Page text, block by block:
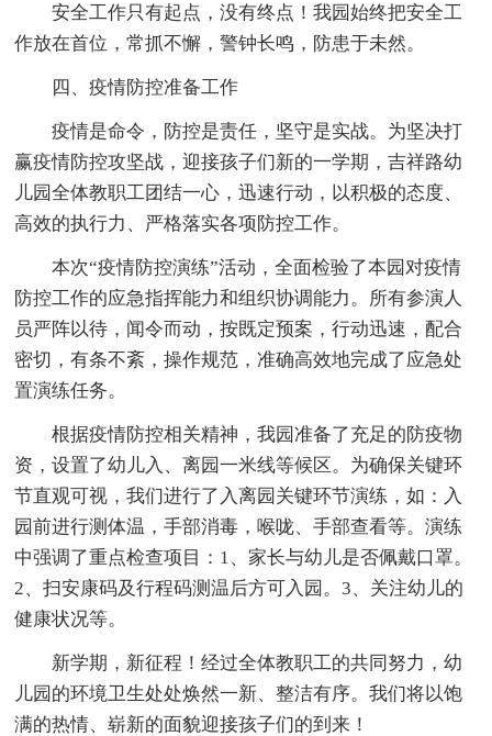
安全工作只有起点，没有终点！我园始终把安全工
作放在首位，常抓不懈，警钟长鸣，防患于未然。
四、疫情防控准备工作
疫情是命令，防控是责任，坚守是实战。为坚决打
赢疫情防控攻坚战，迎接孩子们新的一学期，吉祥路幼
儿园全体教职工团结一心，迅速行动，以积极的态度、
高效的执行力、严格落实各项防控工作。
本次“疫情防控演练”活动，全面检验了本园对疫情
防控工作的应急指挥能力和组织协调能力。所有参演人
员严阵以待，闻令而动，按既定预案，行动迅速，配合
密切，有条不紊，操作规范，准确高效地完成了应急处
置演练任务。
根据疫情防控相关精神，我园准备了充足的防疫物
资，设置了幼儿入、离园一米线等候区。为确保关键环
节直观可视，我们进行了入离园关键环节演练，如：入
园前进行测体温，手部消毒，喉咙、手部查看等。演练
中强调了重点检查项目：1、家长与幼儿是否佩戴口罩。
2、扫安康码及行程码测温后方可入园。3、关注幼儿的
健康状况等。
新学期，新征程！经过全体教职工的共同努力，幼
儿园的环境卫生处处焕然一新、整洁有序。我们将以饱
满的热情、崭新的面貌迎接孩子们的到来！